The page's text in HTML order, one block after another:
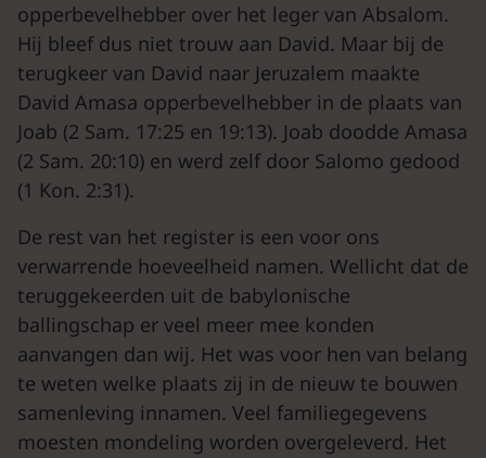
opperbevelhebber over het leger van Absalom.
Hij bleef dus niet trouw aan David. Maar bij de
terugkeer van David naar Jeruzalem maakte
David Amasa opperbevelhebber in de plaats van
Joab (2 Sam. 17:25 en 19:13). Joab doodde Amasa
(2 Sam. 20:10) en werd zelf door Salomo gedood
(1 Kon. 2:31).
De rest van het register is een voor ons
verwarrende hoeveelheid namen. Wellicht dat de
teruggekeerden uit de babylonische
ballingschap er veel meer mee konden
aanvangen dan wij. Het was voor hen van belang
te weten welke plaats zij in de nieuw te bouwen
samenleving innamen. Veel familiegegevens
moesten mondeling worden overgeleverd. Het